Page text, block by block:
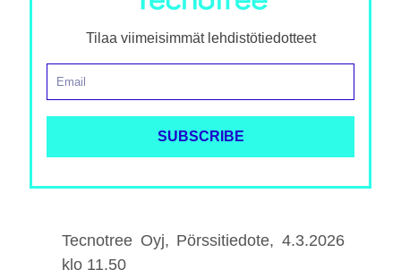
Tilaa viimeisimmät lehdistötiedotteet
Tecnotree Oyj, Pörssitiedote, 4.3.2026
klo 11.50